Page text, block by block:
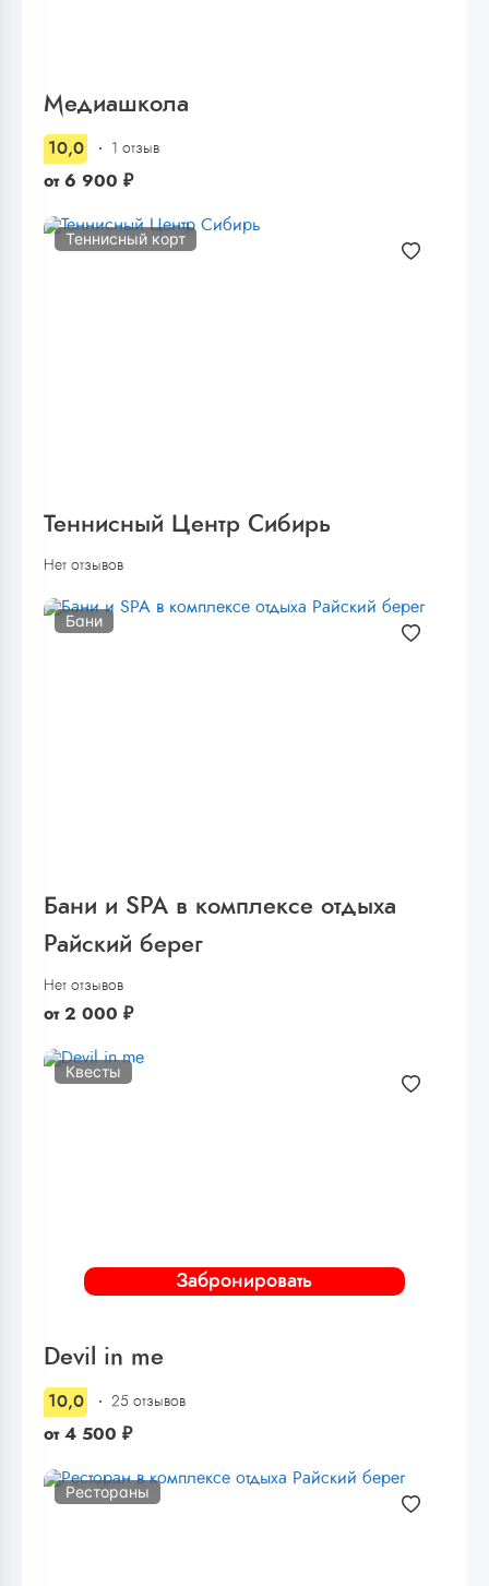
Медиашкола
10,0 1 отзыв
от 6 900 ₽
Теннисный корт
Теннисный Центр Сибирь
Нет отзывов
Бани
Бани и SPA в комплексе отдыха
Райский берег
Нет отзывов
от 2 000 ₽
Забронировать
Квесты
Devil in me
10,0 25 отзывов
от 4 500 ₽
Рестораны